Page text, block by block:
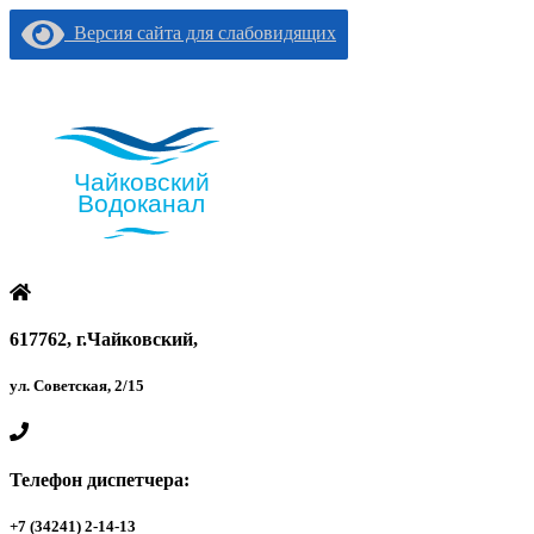
Версия сайта для слабовидящих
617762, г.Чайковский,
ул. Советская, 2/15
Телефон диспетчера:
+7 (34241) 2-14-13